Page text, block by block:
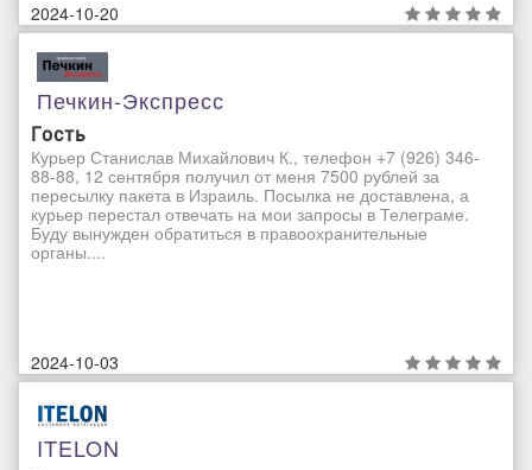
2024-10-20
Печкин-Экспресс
Гость
Курьер Станислав Михайлович К., телефон +7 (926) 346-
88-88, 12 сентября получил от меня 7500 рублей за
пересылку пакета в Израиль. Посылка не доставлена, а
курьер перестал отвечать на мои запросы в Телеграме.
Буду вынужден обратиться в правоохранительные
органы....
2024-10-03
ITELON